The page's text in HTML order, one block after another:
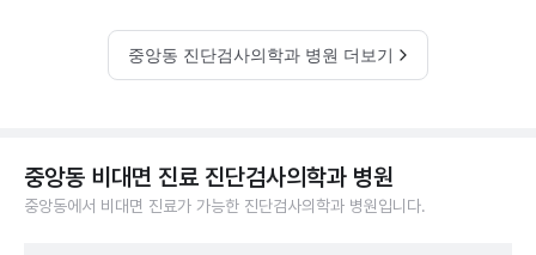
중앙동 진단검사의학과 병원 더보기
중앙동 비대면 진료 진단검사의학과 병원
중앙동에서 비대면 진료가 가능한 진단검사의학과 병원입니다.